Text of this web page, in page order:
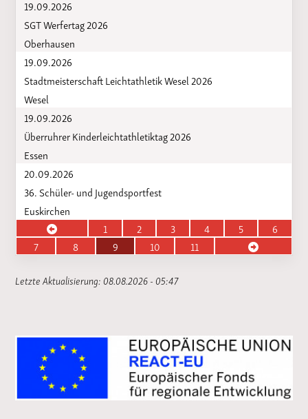
19.09.2026
SGT Werfertag 2026
Oberhausen
19.09.2026
Stadtmeisterschaft Leichtathletik Wesel 2026
Wesel
19.09.2026
Überruhrer Kinderleichtathletiktag 2026
Essen
20.09.2026
36. Schüler- und Jugendsportfest
Euskirchen
1
2 3 4 5
6
7
8 9 10 11
Letzte Aktualisierung: 08.08.2026 - 05:47